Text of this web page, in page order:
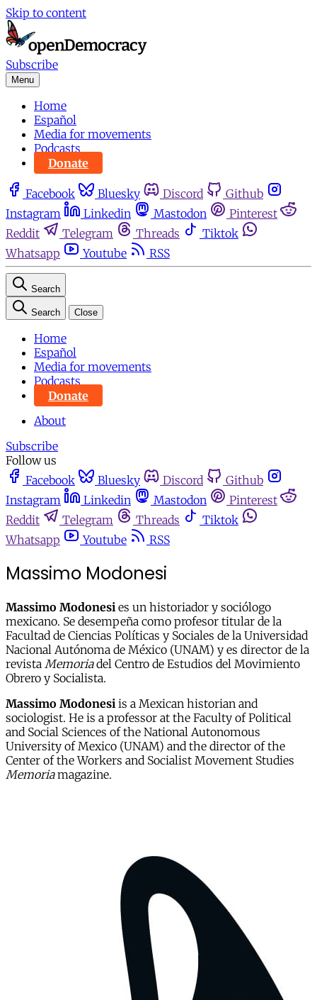
Skip to content
Subscribe
Menu
Home
Español
Media for movements
Podcasts
Donate
Facebook Bluesky Discord
Github
Instagram
Linkedin Mastodon
Pinterest
Reddit
Telegram Threads
Tiktok
Whatsapp
Youtube RSS
Search
Search Close
Home
Español
Media for movements
Podcasts
Donate
About
Subscribe
Follow us
Facebook
Bluesky Discord
Github
Instagram
Linkedin Mastodon
Pinterest
Reddit
Telegram Threads
Tiktok
Whatsapp
Youtube RSS
Massimo Modonesi
Massimo Modonesi es un historiador y sociólogo
mexicano. Se desempeña como profesor titular de la
Facultad de Ciencias Políticas y Sociales de la Universidad
Nacional Autónoma de México (UNAM) y es director de la
revista Memoriadel Centro de Estudios del Movimiento
Obrero y Socialista.
Massimo Modonesi is a Mexican historian and
sociologist. He is a professor at the Faculty of Political
and Social Sciences of the National Autonomous
University of Mexico (UNAM) and the director of the
Center of the Workers and Socialist Movement Studies
Memoriamagazine.